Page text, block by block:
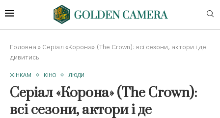
Головна » Серіал «Корона» (The Crown): всі сезони, актори і де
дивитись
ЖІНКАМ КІНО ЛЮДИ
Серіал «Корона» (The Crown):
всі сезони, актори і де